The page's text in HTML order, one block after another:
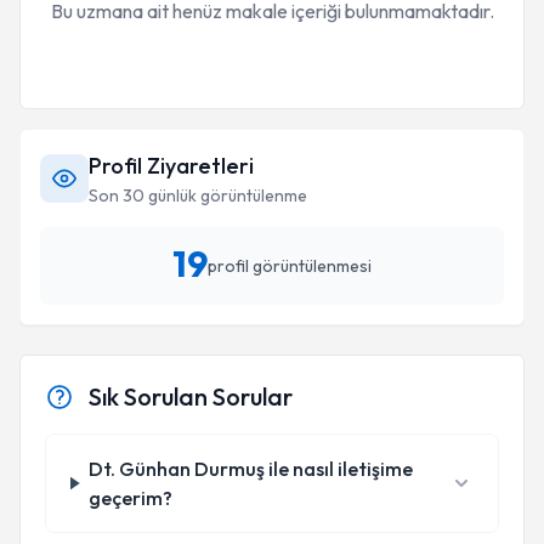
Bu uzmana ait henüz makale içeriği bulunmamaktadır.
Profil Ziyaretleri
Son 30 günlük görüntülenme
19profil görüntülenmesi
Sık Sorulan Sorular
Dt. Günhan Durmuş ile nasıl iletişime
geçerim?